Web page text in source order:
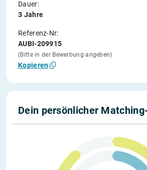
Dauer:
3 Jahre
Referenz-Nr:
AUBI-209915
(Bitte in der Bewerbung angeben)
Kopieren
Dein persönlicher